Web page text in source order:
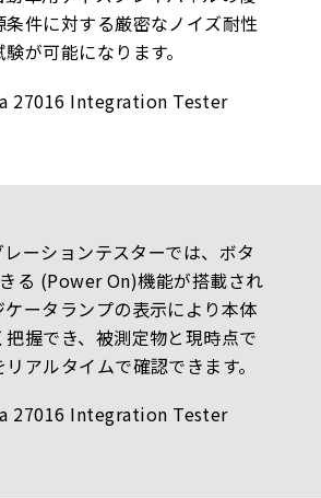
件に対する厳密なノイズ耐性
が可能になります。
ーションテスターでは、ボタ
る (Power On)機能が搭載され
ータランプの表示により本体
握でき、被測定物と現時点で
アルタイムで確認できます。